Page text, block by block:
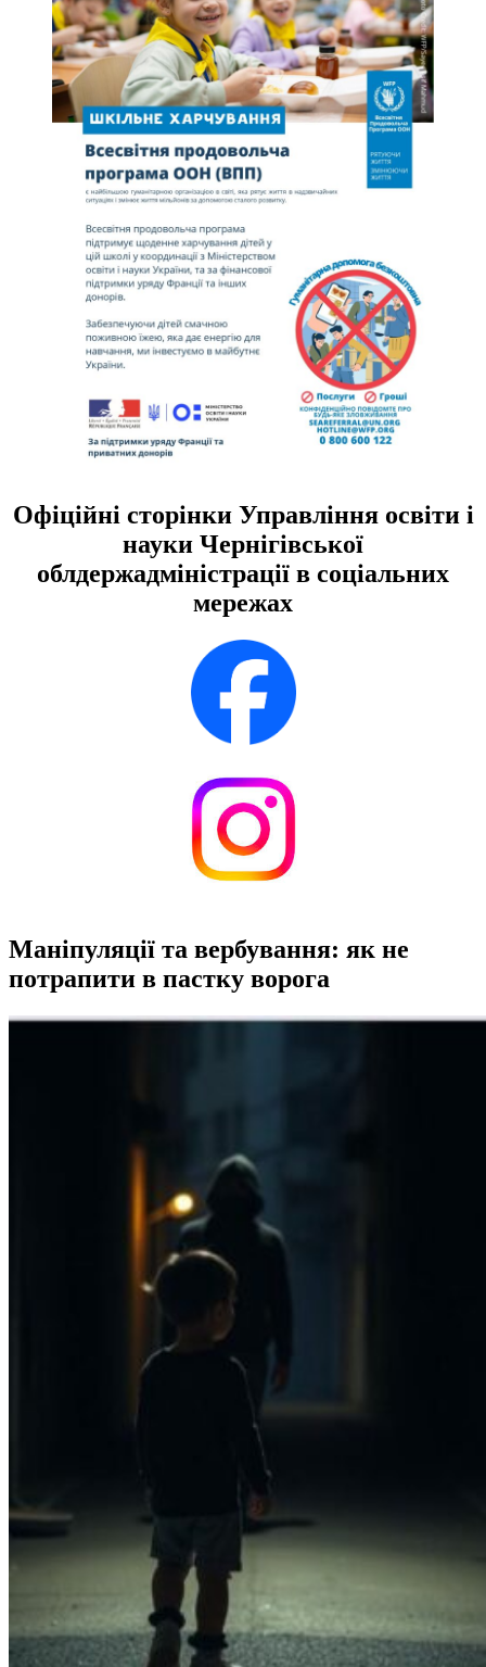
Офіційні сторінки Управління освіти і
науки Чернігівської
облдержадміністрації в соціальних
мережах
Маніпуляції та вербування: як не
потрапити в пастку ворога